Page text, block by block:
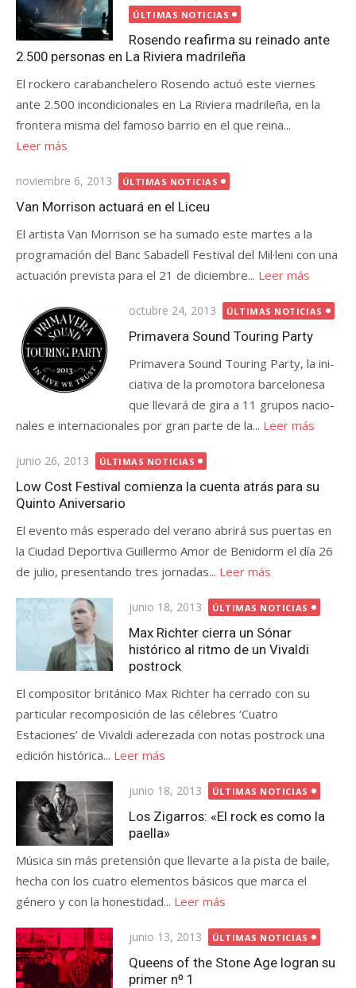
el
ÚLTIMAS NOTICIAS
Rosendo reafirma su reinado ante
2.500 personas en La Riviera madrileña
El rockero carabanchelero Rosendo actuó este viernes
ante 2.500 incondicionales en La Riviera madrileña, en la
frontera misma del famoso barrio en el que reina...
Leer más
Publicada
el
noviembre 6, 2013 ÚLTIMAS NOTICIAS
Van Morrison actuará en el Liceu
El artista Van Morrison se ha sumado este martes a la
programación del Banc Sabadell Festival del Mil·leni con una
actuación prevista para el 21 de diciembre... Leer más
Publicada
el
octubre 24, 2013 ÚLTIMAS NOTICIAS
Primavera Sound Touring Party
Pri­ma­vera Sound Tou­ring Party, la ini­
cia­tiva de la pro­mo­tora bar­ce­lo­nesa
que lle­vará de gira a 11 gru­pos nacio­
na­les e inter­na­cio­na­les por gran parte de la... Leer más
Publicada
el
junio 26, 2013 ÚLTIMAS NOTICIAS
Low Cost Festival comienza la cuenta atrás para su
Quinto Aniversario
El evento más esperado del verano abrirá sus puertas en
la Ciudad Deportiva Guillermo Amor de Benidorm el día 26
de julio, presentando tres jornadas... Leer más
Publicada
el
junio 18, 2013 ÚLTIMAS NOTICIAS
Max Richter cierra un Sónar
histórico al ritmo de un Vivaldi
postrock
El compositor británico Max Richter ha cerrado con su
particular recomposición de las célebres ‘Cuatro
Estaciones’ de Vivaldi aderezada con notas postrock una
edición histórica... Leer más
Publicada
el
junio 18, 2013 ÚLTIMAS NOTICIAS
Los Zigarros: «El rock es como la
paella»
Música sin más pretensión que llevarte a la pista de baile,
hecha con los cuatro elementos básicos que marca el
género y con la honestidad... Leer más
Publicada
el
junio 13, 2013 ÚLTIMAS NOTICIAS
Queens of the Stone Age logran su
primer nº 1